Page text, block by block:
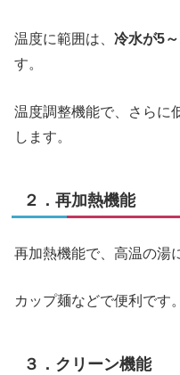
温度に範囲は、 冷水が5
す。
温度調整機能で、さらに
します。
２．再加熱機能
再加熱機能で、高温の湯
カップ麺などで便利です。
３．クリーン機能